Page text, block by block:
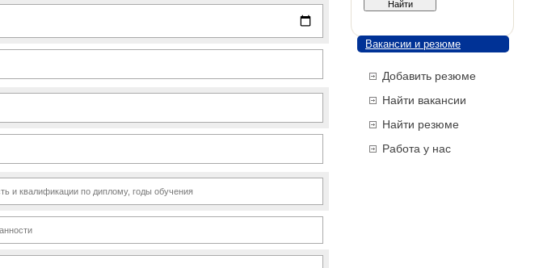
Вакансии и резюме
Добавить резюме
Найти вакансии
Найти резюме
Работа у нас